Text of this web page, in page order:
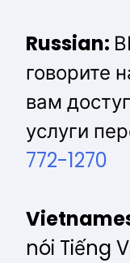
Russian:
говорите
вам
услуги
772-1270
nói Tiếng